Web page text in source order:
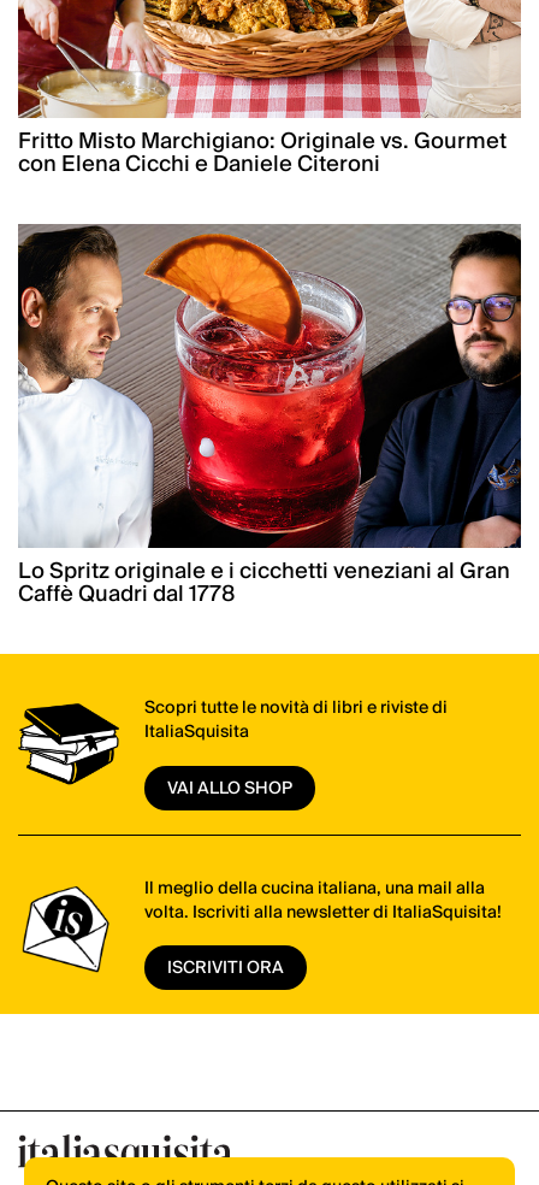
Fritto Misto Marchigiano: Originale vs. Gourmet
con Elena Cicchi e Daniele Citeroni
Lo Spritz originale e i cicchetti veneziani al Gran
Caffè Quadri dal 1778
Scopri tutte le novità di libri e riviste di
ItaliaSquisita
VAI ALLO SHOP
Il meglio della cucina italiana, una mail alla
volta. Iscriviti alla newsletter di ItaliaSquisita!
ISCRIVITI ORA